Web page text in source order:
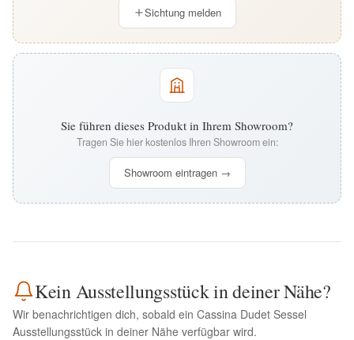
Sichtung melden
Sie führen dieses Produkt in Ihrem Showroom?
Tragen Sie hier kostenlos Ihren Showroom ein:
Showroom eintragen →
Kein Ausstellungsstück in deiner Nähe?
Wir benachrichtigen dich, sobald ein Cassina Dudet Sessel
Ausstellungsstück in deiner Nähe verfügbar wird.